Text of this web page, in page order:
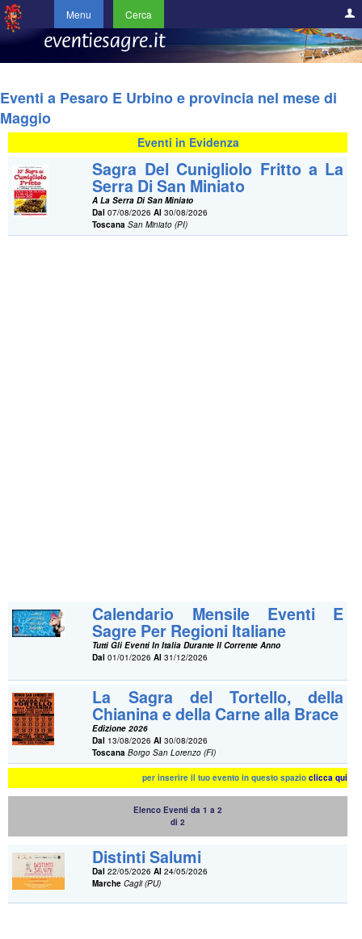
Menu Cerca
Eventi a Pesaro E Urbino e provincia nel mese di
Maggio
Eventi in Evidenza
Sagra Del Cunigliolo Fritto a La
Serra Di San Miniato
A La Serra Di San Miniato
Dal 07/08/2026Al 30/08/2026
Toscana San Miniato (PI)
Calendario Mensile Eventi E
Sagre Per Regioni Italiane
Tutti Gli Eventi In Italia Durante Il Corrente Anno
Dal 01/01/2026Al 31/12/2026
La Sagra del Tortello, della
Chianina e della Carne alla Brace
Edizione 2026
Dal 13/08/2026Al 30/08/2026
Toscana Borgo San Lorenzo (FI)
per inserire il tuo evento in questo spazioclicca qui
Elenco Eventi da 1 a 2
di 2
Distinti Salumi
Dal 22/05/2026Al 24/05/2026
Marche Cagli (PU)